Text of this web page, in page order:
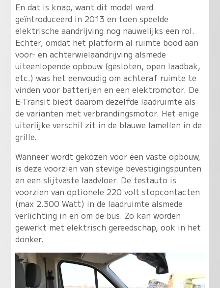
En dat is knap, want dit model werd
geïntroduceerd in 2013 en toen speelde
elektrische aandrijving nog nauwelijks een rol.
Echter, omdat het platform al ruimte bood aan
voor- en achterwielaandrijving alsmede
uiteenlopende opbouw (gesloten, open laadbak,
etc.) was het eenvoudig om achteraf ruimte te
vinden voor batterijen en een elektromotor. De
E-Transit biedt daarom dezelfde laadruimte als
de varianten met verbrandingsmotor. Het enige
uiterlijke verschil zit in de blauwe lamellen in de
grille.
Wanneer wordt gekozen voor een vaste opbouw,
is deze voorzien van stevige bevestigingspunten
en een slijtvaste laadvloer. De testauto is
voorzien van optionele 220 volt stopcontacten
(max 2.300 Watt) in de laadruimte alsmede
verlichting in en om de bus. Zo kan worden
gewerkt met elektrisch gereedschap, ook in het
donker.